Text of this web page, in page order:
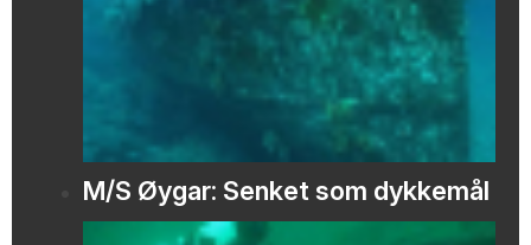
M/S Øygar: Senket som dykkemål